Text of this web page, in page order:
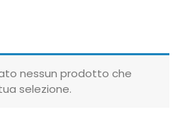
nessun prodotto che
selezione.